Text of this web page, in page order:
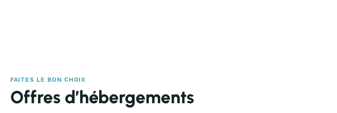
FAITES LE BON CHOIX
Offres d’hébergements